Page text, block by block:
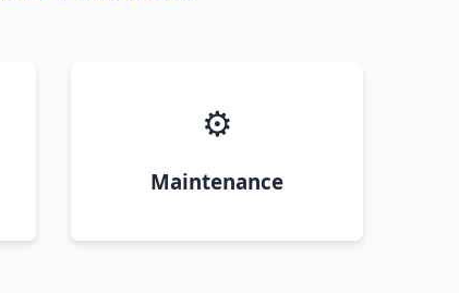
⚙️
Maintenance